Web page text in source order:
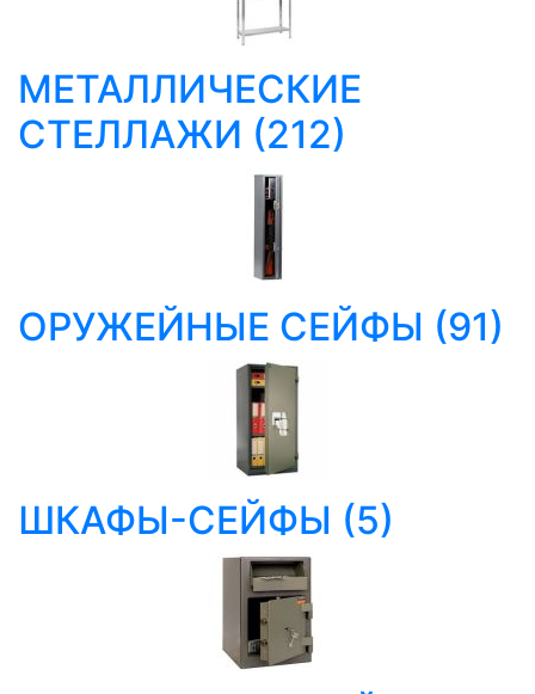
МЕТАЛЛИЧЕСКИЕ
СТЕЛЛАЖИ (212)
ОРУЖЕЙНЫЕ СЕЙФЫ (91)
ШКАФЫ-СЕЙФЫ (5)